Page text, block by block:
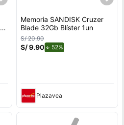
Memoria SANDISK Cruzer
Blade 32Gb Blíster 1un
S/ 20.90
S/ 9.90 52%de descuento.
Plazavea